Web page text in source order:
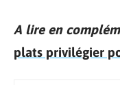
A lire en
plats privilégier